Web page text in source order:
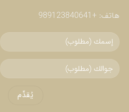
هاتف: +989123840641